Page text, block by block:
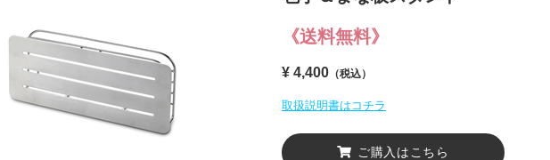
《送料無料》
¥ 4,400 （税込）
取扱説明書はコチラ
ご購入はこちら